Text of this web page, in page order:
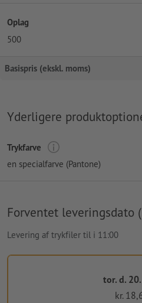
Oplag
500
Basispris (ekskl. moms)
Yderligere
Trykfarve
en specialfarve (Pantone)
Forventet leveringsdato
Levering af trykfiler til i 11:00
tor. d.
kr.